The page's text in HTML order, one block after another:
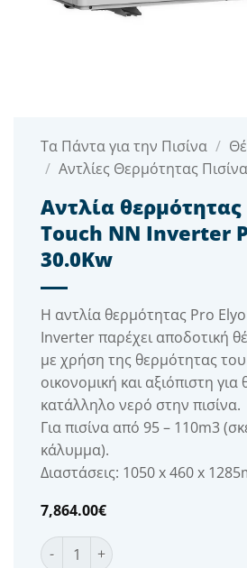
Τα Πάντα για την Πισίνα /
/ Αντλίες Θερμότητας
Αντλία θερμότητας
Touch NN Inverter
30.0Kw
Η αντλία θερμότητας Pro
Inverter παρέχει αποδοτική
με χρήση της θερμότητας του
οικονομική και αξιόπιστη για
κατάλληλο νερό στην πισίνα.
Για πισίνα από 95 – 110m3
κάλυμμα).
Διαστάσεις: 1050 x 460 x
7,864.00€
Αντλία θερμότητας Pro Elyo